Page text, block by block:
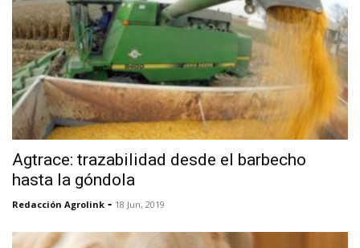
Agtrace: trazabilidad desde el barbecho
hasta la góndola
Redacción Agrolink - 18 Jun, 2019